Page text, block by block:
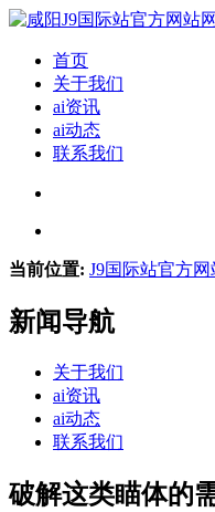
首页
关于我们
ai资讯
ai动态
联系我们
当前位置: J9国际站官方网
新闻导航
关于我们
ai资讯
ai动态
联系我们
破解这类瞄体的